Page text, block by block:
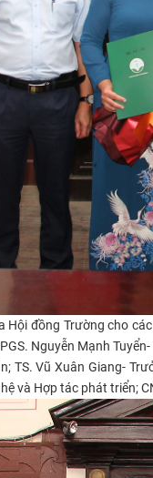
đồng Trường cho
Nguyễn Mạnh
TS. Vũ Xuân Giang-
và Hợp tác phát triển;